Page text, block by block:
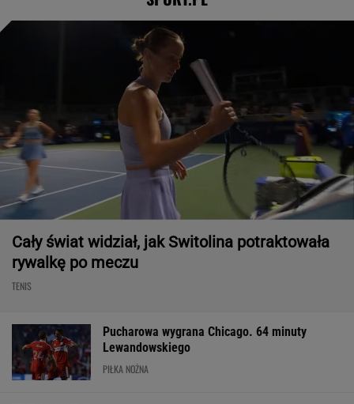
Cały świat widział, jak Switolina potraktowała
rywalkę po meczu
TENIS
Pucharowa wygrana Chicago. 64 minuty
Lewandowskiego
PIŁKA NOŻNA